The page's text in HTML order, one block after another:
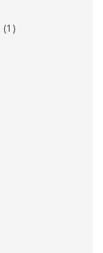
(1)